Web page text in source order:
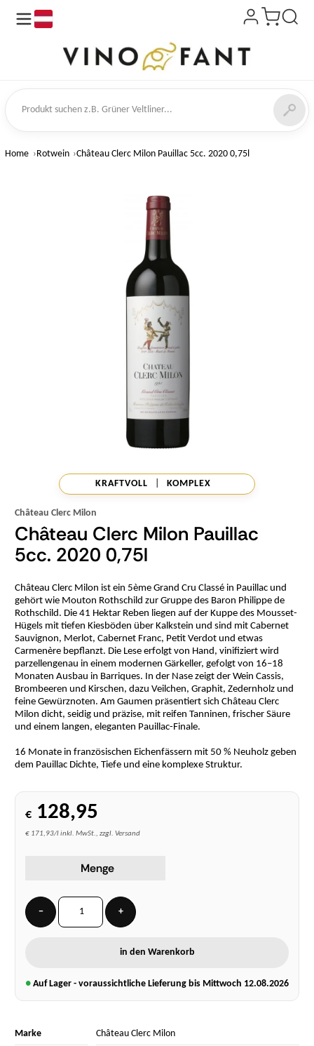
suchen
Home Rotwein Château Clerc Milon Pauillac 5cc. 2020 0,75l
KRAFTVOLL KOMPLEX
Château Clerc Milon
Château Clerc Milon Pauillac
5cc. 2020 0,75l
Château Clerc Milon ist ein 5ème Grand Cru Classé in Pauillac und
gehört wie Mouton Rothschild zur Gruppe des Baron Philippe de
Rothschild. Die 41 Hektar Reben liegen auf der Kuppe des Mousset-
Hügels mit tiefen Kiesböden über Kalkstein und sind mit Cabernet
Sauvignon, Merlot, Cabernet Franc, Petit Verdot und etwas
Carmenère bepflanzt. Die Lese erfolgt von Hand, vinifiziert wird
parzellengenau in einem modernen Gärkeller, gefolgt von 16–18
Monaten Ausbau in Barriques. In der Nase zeigt der Wein Cassis,
Brombeeren und Kirschen, dazu Veilchen, Graphit, Zedernholz und
feine Gewürznoten. Am Gaumen präsentiert sich Château Clerc
Milon dicht, seidig und präzise, mit reifen Tanninen, frischer Säure
und einem langen, eleganten Pauillac-Finale.
16 Monate in französischen Eichenfässern mit 50 % Neuholz geben
dem Pauillac Dichte, Tiefe und eine komplexe Struktur.
€ 128,95
€ 171,93/l inkl. MwSt., zzgl. Versand
Menge
− +
in den Warenkorb
● Auf Lager - voraussichtliche Lieferung bis Mittwoch 12.08.2026
Marke Château Clerc Milon